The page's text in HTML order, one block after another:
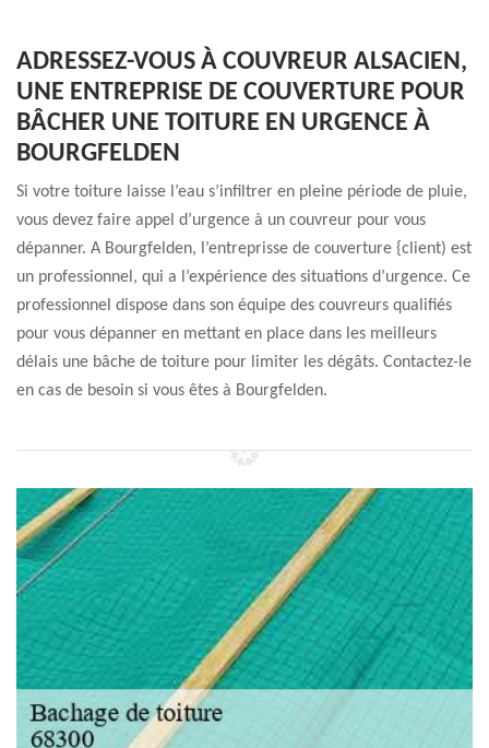
ADRESSEZ-VOUS À COUVREUR ALSACIEN,
UNE ENTREPRISE DE COUVERTURE POUR
BÂCHER UNE TOITURE EN URGENCE À
BOURGFELDEN
Si votre toiture laisse l’eau s’infiltrer en pleine période de pluie,
vous devez faire appel d’urgence à un couvreur pour vous
dépanner. A Bourgfelden, l’entreprisse de couverture {client) est
un professionnel, qui a l’expérience des situations d’urgence. Ce
professionnel dispose dans son équipe des couvreurs qualifiés
pour vous dépanner en mettant en place dans les meilleurs
délais une bâche de toiture pour limiter les dégâts. Contactez-le
en cas de besoin si vous êtes à Bourgfelden.